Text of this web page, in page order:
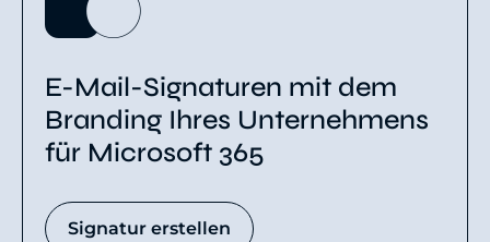
E-Mail-Signaturen mit dem
Branding Ihres Unternehmens
für Microsoft 365
Signatur erstellen